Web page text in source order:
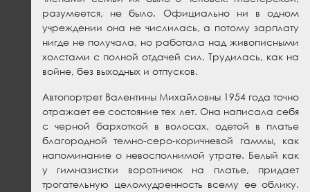
разумеется, не было. Официально ни в одном
учреждении она не числилась, а потому зарплату
нигде не получала, но работала над живописными
холстами с полной отдачей сил. Трудилась, как на
войне, без выходных и отпусков.
Автопортрет Валентины Михайловны 1954 года точно
отражает ее состояние тех лет. Она написала себя
с черной бархоткой в волосах, одетой в платье
благородной темно-серо-коричневой гаммы, как
напоминание о невосполнимой утрате. Белый как
у гимназистки воротничок на платье, придает
трогательную целомудренность всему ее облику.